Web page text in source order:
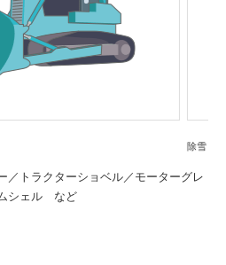
除雪ドーザー
／トラクターショベル／モーターグレ
シェル など